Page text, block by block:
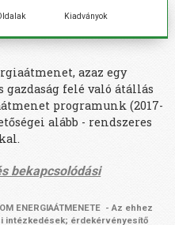
Kiadványok
azaz egy
felé való átállás
programunk (2017-
alább - rendszeres
bekapcsolódási
ENERGIAÁTMENETE - Az ehhez
intézkedések; érdekérvényesítő